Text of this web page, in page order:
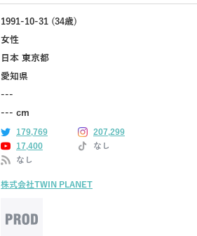
1991-10-31 (34歳)
女性
日本 東京都
愛知県
---
--- cm
179,769
207,299
17,400
なし
なし
株式会社TWIN PLANET